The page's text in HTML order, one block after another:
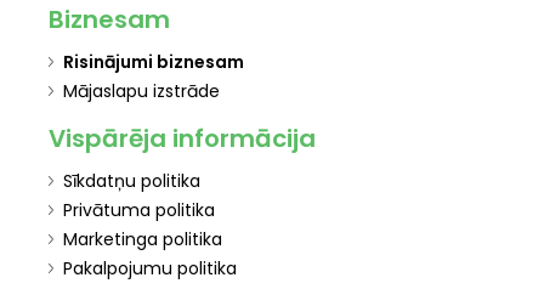
Biznesam
Risinājumi biznesam
Mājaslapu izstrāde
Vispārēja informācija
Sīkdatņu politika
Privātuma politika
Marketinga politika
Pakalpojumu politika